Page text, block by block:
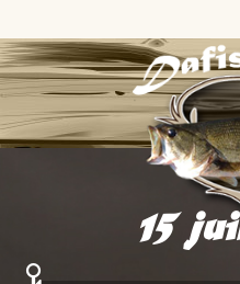
15